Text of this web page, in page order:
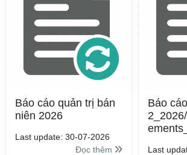
Báo cáo quản trị bán
niên 2026
Last update: 30-07-2026
Đọc thêm
Báo
Last